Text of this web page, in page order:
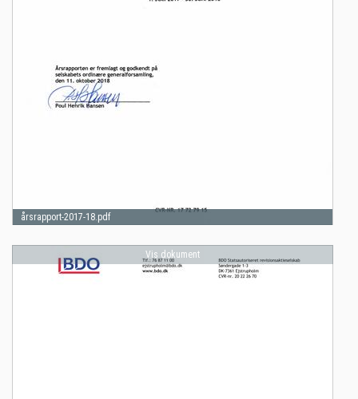
årsrapport-2017-18.pdf
Vis dokument